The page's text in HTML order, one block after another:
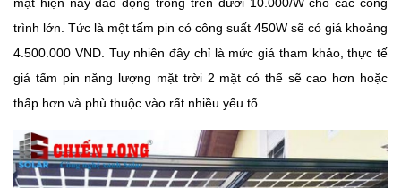
trình lớn. Tức là một tấm pin có công suất 450W sẽ có giá khoảng
4.500.000 VND. Tuy nhiên đây chỉ là mức giá tham khảo, thực tế
giá tấm pin năng lượng mặt trời 2 mặt có thể sẽ cao hơn hoặc
thấp hơn và phù thuộc vào rất nhiều yếu tố.